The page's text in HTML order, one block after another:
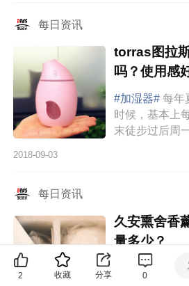
每日资讯
torras图拉
吗？使用感
#加湿器# 每年
时候，基本上
末徒步过后周
生，医师让我
2018-09-03
每日资讯
久安熏舍香
量多少？
#加湿器#
最
2 收藏 分享 0